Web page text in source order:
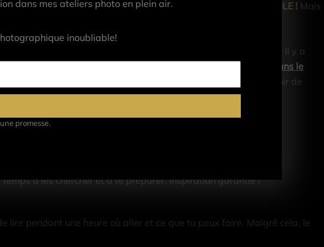
de te dire que le résultat était bien meilleur. INCOMPARABLE ! Mais
Mais c’était tellement payant.
pas trouvé de source vraiment intéressante sur internet. Il y a
ces photographes, parce que
c’est ça que j’aurais eu besoin dans le
à peu près une 100aine de livres et j’ai eu le plaisir de recevoir de
ton voyage !
à les chercher et à te préparer. Inspiration garantie !
pendant une heure où aller et ce que tu peux faire. Malgré cela, le
dans mes ateliers photo en plein air.
inoubliable!
promesse.